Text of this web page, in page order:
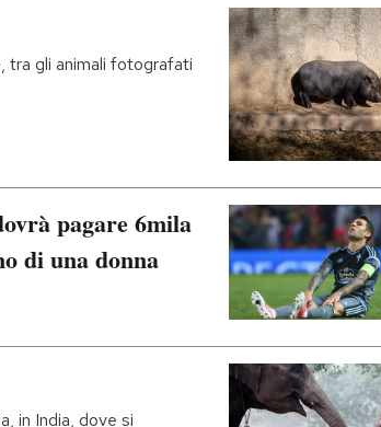
tra gli animali fotografati
pagare 6mila
di una donna
in India, dove si